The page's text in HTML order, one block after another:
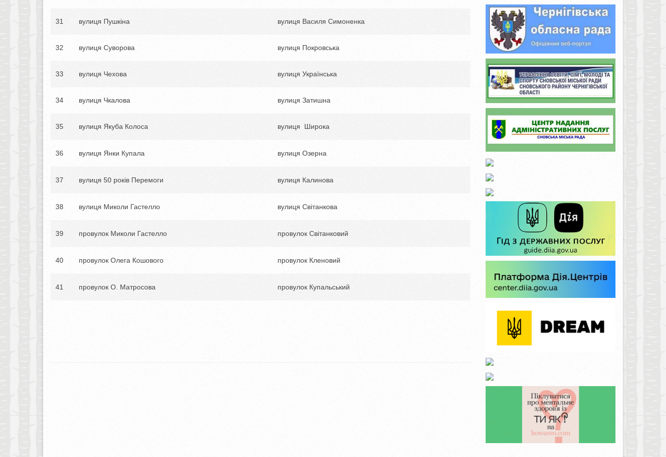
31 вулиця Пушкіна вулиця Василя Симоненка
32 вулиця Суворова вулиця Покровська
33 вулиця Чехова вулиця Українська
34 вулиця Чкалова вулиця Затишна
35 вулиця Якуба Колоса вулиця Широка
36 вулиця Янки Купала вулиця Озерна
37 вулиця 50 років Перемоги вулиця Калинова
38 вулиця Миколи Гастелло вулиця Світанкова
39 провулок Миколи Гастелло провулок Світанковий
40 провулок Олега Кошового провулок Кленовий
41 провулок О. Матросова провулок Купальський